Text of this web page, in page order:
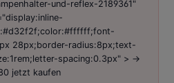
und-reflex-2189361"
28px;border-radius:8px;text-
spacing:0.3px" > →
jetzt kaufen